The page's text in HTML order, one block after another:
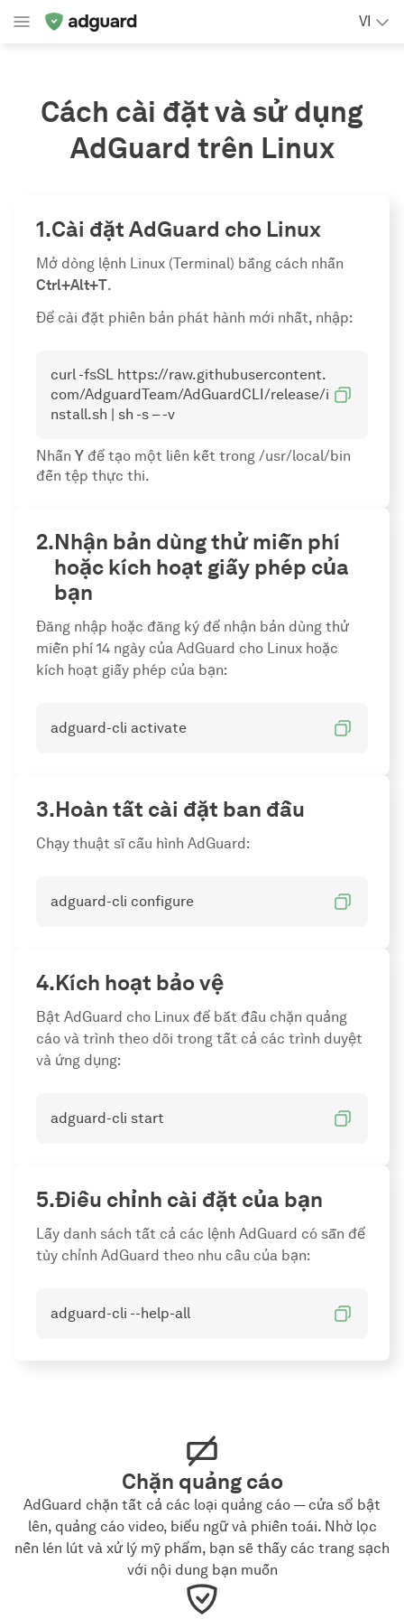
VI
Cách cài đặt và sử dụng
AdGuard trên Linux
Cài đặt AdGuard cho Linux
Mở dòng lệnh Linux (Terminal) bằng cách nhấn
Ctrl+Alt+T.
Để cài đặt phiên bản phát hành mới nhất, nhập:
curl -fsSL https://raw.githubusercontent.
com/AdguardTeam/AdGuardCLI/release/i
nstall.sh | sh -s – -v
Nhấn Y để tạo một liên kết trong /usr/local/bin
đến tệp thực thi.
Nhận bản dùng thử miễn phí
hoặc kích hoạt giấy phép của
bạn
Đăng nhập hoặc đăng ký để nhận bản dùng thử
miễn phí 14 ngày của AdGuard cho Linux hoặc
kích hoạt giấy phép của bạn:
adguard-cli activate
Hoàn tất cài đặt ban đầu
Chạy thuật sĩ cấu hình AdGuard:
adguard-cli configure
Kích hoạt bảo vệ
Bật AdGuard cho Linux để bắt đầu chặn quảng
cáo và trình theo dõi trong tất cả các trình duyệt
và ứng dụng:
adguard-cli start
Điều chỉnh cài đặt của bạn
Lấy danh sách tất cả các lệnh AdGuard có sẵn để
tùy chỉnh AdGuard theo nhu cầu của bạn:
adguard-cli --help-all
Chặn quảng cáo
AdGuard chặn tất cả các loại quảng cáo — cửa sổ bật
lên, quảng cáo video, biểu ngữ và phiền toái. Nhờ lọc
nền lén lút và xử lý mỹ phẩm, bạn sẽ thấy các trang sạch
với nội dung bạn muốn